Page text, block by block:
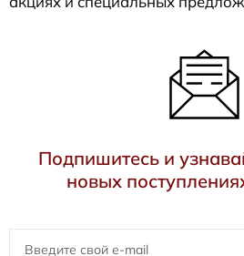
Подпишитесь и
новых